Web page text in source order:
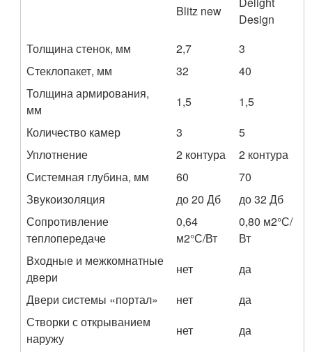
Blitz new
Design
Толщина стенок, мм
2,7
3
Стеклопакет, мм
32
40
Толщина армирования,
мм
1,5
1,5
Количество камер
3
5
Уплотнение
2 контура
2 контура
Системная глубина, мм
60
70
Звукоизоляция
до 20 Дб
до 32 Дб
Сопротивление
теплопередаче
0,64
м2°С/Вт
0,80 м2°С/
Вт
Входные и межкомнатные
двери
нет
да
Двери системы «портал»
нет
да
Створки с открыванием
наружу
нет
да